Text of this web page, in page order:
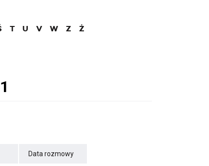
T U V W Z
Ż
Data rozmowy